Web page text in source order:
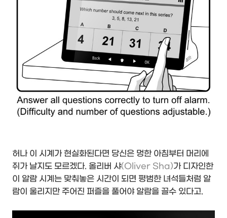
허나 이 시계가 현실화된다면 당신은 멍한 아침부터 머리에
쥐가 날지도 모르겠다. 올리버 샤(Oliver Sha)가 디자인한
이 알람 시계는 맞춰놓은 시간이 되면 평범한 녀석들처럼 알
람이 울리지만 주어진 퍼즐을 풀어야 알람을 끌수 있다고.